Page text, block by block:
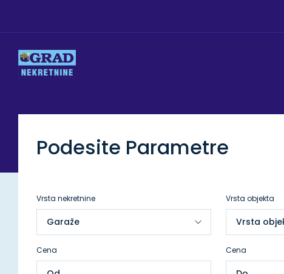
Podesite Parametre
Vrsta nekretnine Vrsta objekta
Cena Cena